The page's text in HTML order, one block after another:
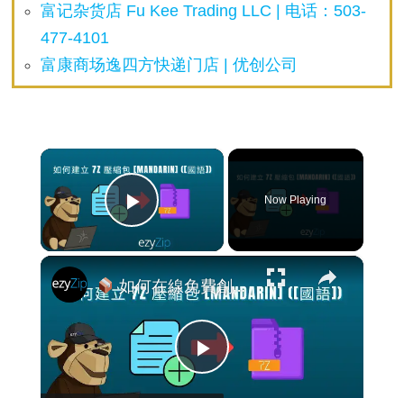
富记杂货店 Fu Kee Trading LLC | 电话：503-
477-4101
富康商场逸四方快递门店 | 优创公司
×
Play Video
Now Playing
×
P
如何在線免費創建 7Z 壓縮包 | 無需軟體即可實現最高壓縮率 [Mandarin] ([國語])